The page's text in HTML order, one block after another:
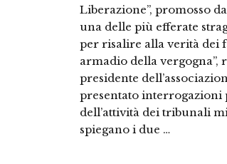
Liberazione”, promosso
una delle più efferate
per risalire alla verità dei
armadio della
presidente
presentato interrogazioni
dell’attività dei tribunali
spiegano i due …